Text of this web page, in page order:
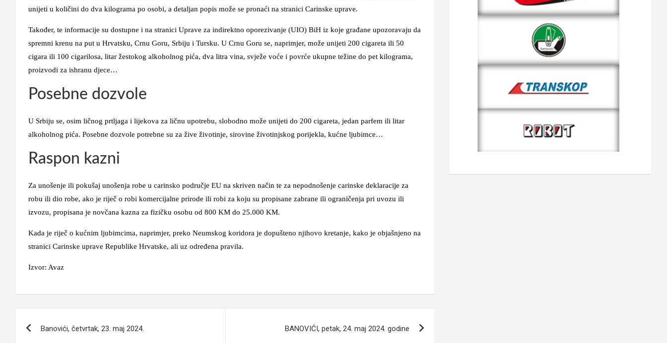
unijeti u količini do dva kilograma po osobi, a detaljan popis može se pronaći na stranici Carinske uprave.
Također, te informacije su dostupne i na stranici Uprave za indirektno oporezivanje (UIO) BiH iz koje građane upozoravaju da
spremni krenu na put u Hrvatsku, Crnu Goru, Srbiju i Tursku. U Crnu Goru se, naprimjer, može unijeti 200 cigareta ili 50
cigara ili 100 cigarilosa, litar žestokog alkoholnog pića, dva litra vina, svježe voće i povrće ukupne težine do pet kilograma,
proizvodi za ishranu djece…
Posebne dozvole
U Srbiju se, osim ličnog prtljaga i lijekova za ličnu upotrebu, slobodno može unijeti do 200 cigareta, jedan parfem ili litar
alkoholnog pića. Posebne dozvole potrebne su za žive životinje, sirovine životinjskog porijekla, kućne ljubimce…
Raspon kazni
Za unošenje ili pokušaj unošenja robe u carinsko područje EU na skriven način te za nepodnošenje carinske deklaracije za
robu ili dio robe, ako je riječ o robi komercijalne prirode ili robi za koju su propisane zabrane ili ograničenja pri uvozu ili
izvozu, propisana je novčana kazna za fizičku osobu od 800 KM do 25.000 KM.
Kada je riječ o kućnim ljubimcima, naprimjer, preko Neumskog koridora je dopušteno njihovo kretanje, kako je objašnjeno na
stranici Carinske uprave Republike Hrvatske, ali uz određena pravila.
Izvor: Avaz
Banovići, četvrtak, 23. maj 2024. BANOVIĆI, petak, 24. maj 2024. godine